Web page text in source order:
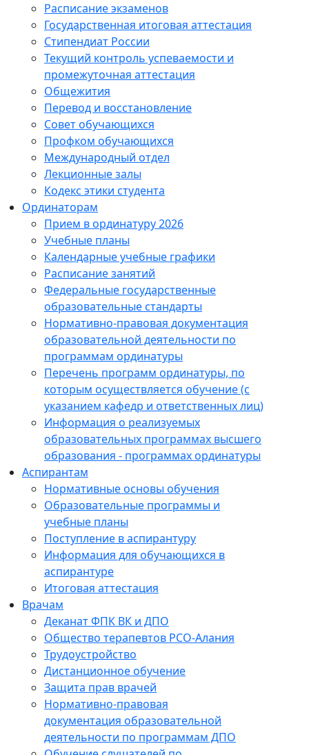
Расписание экзаменов
Государственная итоговая аттестация
Стипендиат России
Текущий контроль успеваемости и
промежуточная аттестация
Общежития
Перевод и восстановление
Совет обучающихся
Профком обучающихся
Международный отдел
Лекционные залы
Кодекс этики студента
Ординаторам
Прием в ординатуру 2026
Учебные планы
Календарные учебные графики
Расписание занятий
Федеральные государственные
образовательные стандарты
Нормативно-правовая документация
образовательной деятельности по
программам ординатуры
Перечень программ ординатуры, по
которым осуществляется обучение (с
указанием кафедр и ответственных лиц)
Информация о реализуемых
образовательных программах высшего
образования - программах ординатуры
Аспирантам
Нормативные основы обучения
Образовательные программы и
учебные планы
Поступление в аспирантуру
Информация для обучающихся в
аспирантуре
Итоговая аттестация
Врачам
Деканат ФПК ВК и ДПО
Общество терапевтов РСО-Алания
Трудоустройство
Дистанционное обучение
Защита прав врачей
Нормативно-правовая
документация образовательной
деятельности по программам ДПО